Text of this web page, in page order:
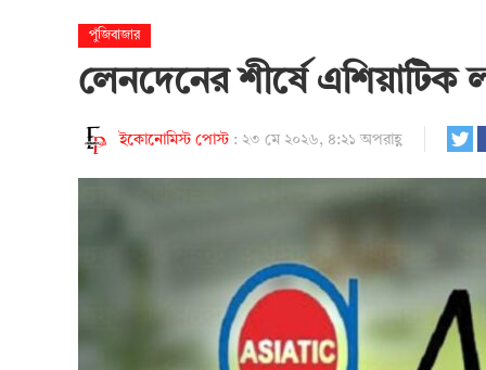
পুঁজিবাজার
লেনদেনের শীর্ষে এশিয়াটিক
ইকোনোমিস্ট পোস্ট : ২৩ মে ২০২৬, ৪:২১ অপরাহ্ণ